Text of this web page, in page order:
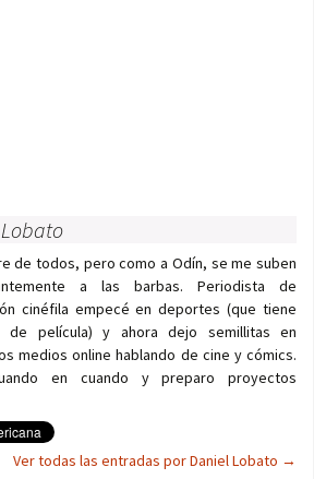
de todos, pero como a Odín, se me suben
a las barbas. Periodista de
cinéfila empecé en deportes (que tiene
de película) y ahora dejo semillitas en
medios online hablando de cine y cómics.
en cuando y preparo proyectos
Ver todas las entradas por Daniel Lobato →